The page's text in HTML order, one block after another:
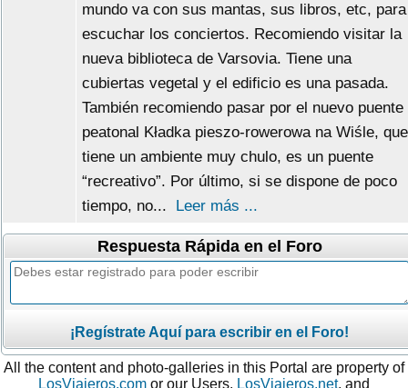
mundo va con sus mantas, sus libros, etc, para
escuchar los conciertos. Recomiendo visitar la
nueva biblioteca de Varsovia. Tiene una
cubiertas vegetal y el edificio es una pasada.
También recomiendo pasar por el nuevo puente
peatonal Kładka pieszo-rowerowa na Wiśle, que
tiene un ambiente muy chulo, es un puente
“recreativo”. Por último, si se dispone de poco
tiempo, no...
Leer más ...
Respuesta Rápida en el Foro
¡Regístrate Aquí para escribir en el Foro!
All the content and photo-galleries in this Portal are property of
LosViajeros.com or our Users. LosViajeros.net, and